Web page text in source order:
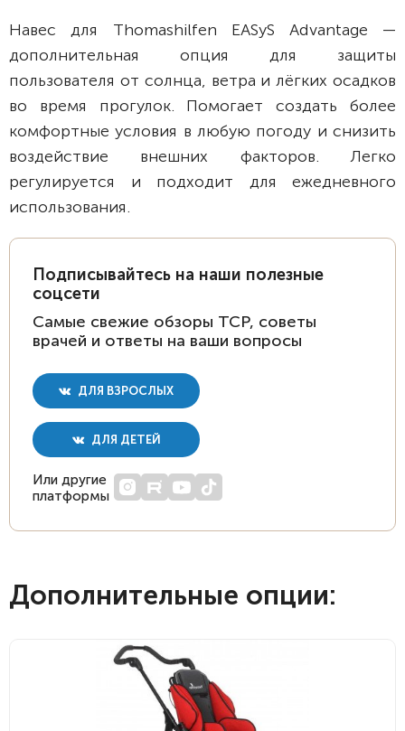
Навес для Thomashilfen EASyS Advantage —
дополнительная опция для защиты
пользователя от солнца, ветра и лёгких осадков
во время прогулок. Помогает создать более
комфортные условия в любую погоду и снизить
воздействие внешних факторов. Легко
регулируется и подходит для ежедневного
использования.
Подписывайтесь на наши полезные
соцсети
Самые свежие обзоры ТСР, советы
врачей и ответы на ваши вопросы
ДЛЯ ВЗРОСЛЫХ
ДЛЯ ДЕТЕЙ
Или другие
платформы
Дополнительные опции: